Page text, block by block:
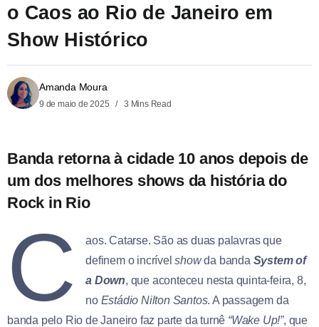
o Caos ao Rio de Janeiro em
Show Histórico
Amanda Moura
9 de maio de 2025 3 Mins Read
Banda retorna à cidade 10 anos depois de
um dos melhores shows da história do
Rock in Rio
C
aos. Catarse. São as duas palavras que
definem o incrívelshowda banda System of
a Down, que aconteceu nesta quinta-feira, 8,
no Estádio Nilton Santos. A passagem da
banda pelo Rio de Janeiro faz parte da turnê “Wake Up!”, que